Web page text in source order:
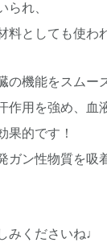
れ、
としても使わ
機能をスムー
用を強め、血
果的です！
ガン性物質を吸
みくださいね♩